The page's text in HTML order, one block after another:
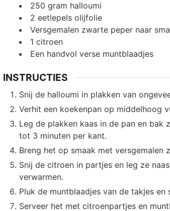
250 gram halloumi
2 eetlepels olijfolie
Versgemalen zwarte peper naar
1 citroen
Een handvol verse muntblaadjes
INSTRUCTIES
Snij de halloumi in plakken van
Verhit een koekenpan op middelhoog
Leg de plakken kaas in de pan en bak
tot 3 minuten per kant.
Breng het op smaak met versgemalen
Snij de citroen in partjes en leg ze
verwarmen.
Pluk de muntblaadjes van de takjes
Serveer het met citroenpartjes en